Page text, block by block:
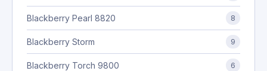
Blackberry Pearl 8820 8
Blackberry Storm 9
Blackberry Torch 9800 6